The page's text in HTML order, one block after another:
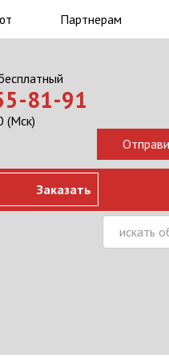
Партнерам
81-91
(Мск)
Заказать